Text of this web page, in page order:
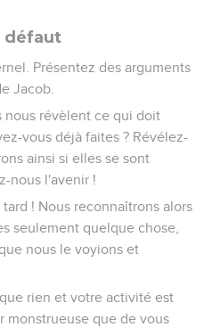
défaut
Présentez des arguments
Jacob.
nous révèlent ce qui doit
vous déjà faites ? Révélez-
ainsi si elles se sont
nous l'avenir !
! Nous reconnaîtrons alors
seulement quelque chose,
nous le voyions et
rien et votre activité est
monstrueuse que de vous